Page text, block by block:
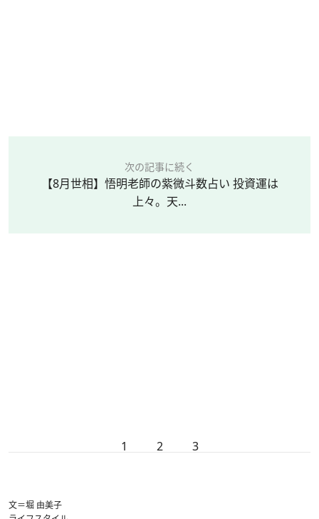
次の記事に続く
【8月世相】悟明老師の紫微斗数占い 投資運は
上々。天...
1 2 3
文＝堀 由美子